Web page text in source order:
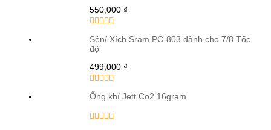
550,000 ₫
Sên/ Xích Sram PC-803 dành cho 7/8 Tốc
độ
499,000 ₫
Ống khí Jett Co2 16gram